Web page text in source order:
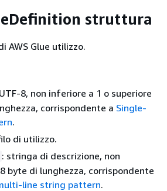
struttura
AWS Glue utilizzo.
8, non inferiore a 1 o superiore
corrispondente a Single-
.
di utilizzo.
: stringa di descrizione, non
byte di lunghezza, corrispondente
line string pattern.